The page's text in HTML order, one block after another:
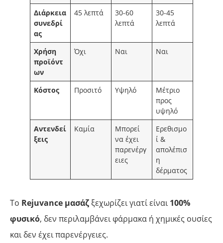
Διάρκεια
συνεδρί
ας
45 λεπτά
30-60
λεπτά
30-45
λεπτά
Χρήση
προϊόντ
ων
Όχι Ναι Ναι
Κόστος Προσιτό Υψηλό
Μέτριο
προς
υψηλό
Αντενδεί
ξεις
Καμία
Μπορεί
να έχει
παρενέργ
ειες
Ερεθισμο
ί &
απολέπισ
η
δέρματος
Το Rejuvance μασάζ ξεχωρίζει γιατί είναι100%
φυσικό, δεν περιλαμβάνει φάρμακα ή χημικές ουσίες
και δεν έχει παρενέργειες.